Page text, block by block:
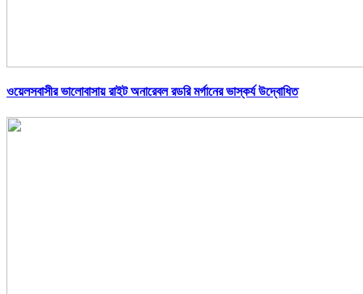
ওয়েলসবাসীর ভালোবাসায় রাইট অনারেবল রডরি মর্গানের ভাস্কর্য উদ্বোধিত